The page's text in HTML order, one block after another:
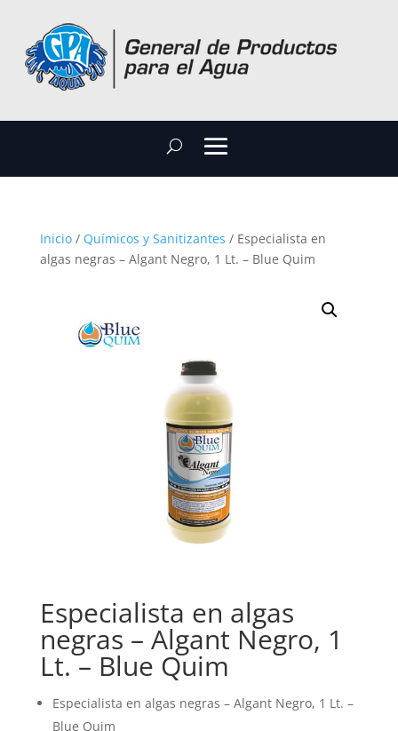
Inicio/ Químicos y Sanitizantes / Especialista en
algas negras – Algant Negro, 1 Lt. – Blue Quim
Especialista en algas
negras – Algant Negro, 1
Lt. – Blue Quim
Especialista en algas negras – Algant Negro, 1 Lt. –
Blue Quim